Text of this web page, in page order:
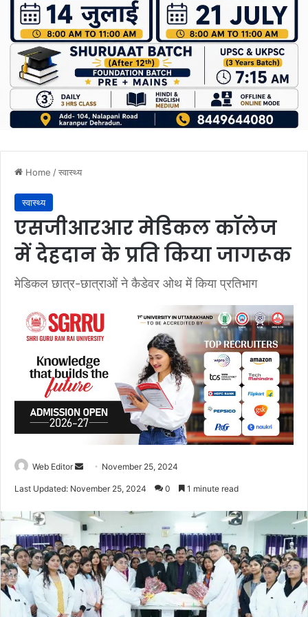
Home /स्वास्थ्य
स्वास्थ्य
एसजीआरआर मेडिकल काॅलेज
में देहदान के प्रति किया जागरूक
मेडिकल छात्र-छात्राओं ने कैडेवर ओथ में किया प्रतिभाग
Web Editor
a
n
e
m
November 25, 2024
Last Updated: November 25, 2024 0 1 minute read